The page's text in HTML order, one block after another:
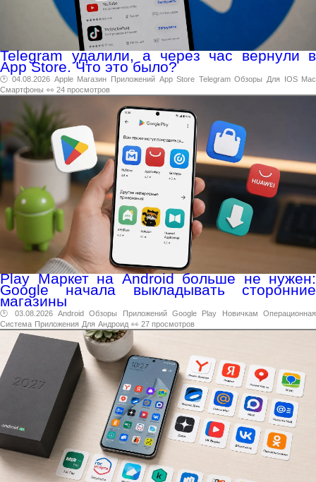
Telegram удалили, а через час вернули в
App Store. Что это было?
🕑 04.08.2026 Apple Магазин Приложений App Store Telegram Обзоры Для IOS Mac
Смартфоны 👀 24 просмотров
Play Маркет на Android больше не нужен:
Google начала выкладывать сторонние
магазины
🕑 03.08.2026 Android Обзоры Приложений Google Play Новичкам
Операционная
Система Приложения Для Андроид 👀 27 просмотров